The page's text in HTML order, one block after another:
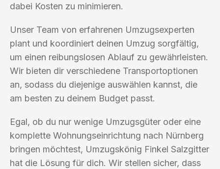
dabei Kosten zu minimieren.
Unser Team von erfahrenen Umzugsexperten
plant und koordiniert deinen Umzug sorgfältig,
um einen reibungslosen Ablauf zu gewährleisten.
Wir bieten dir verschiedene Transportoptionen
an, sodass du diejenige auswählen kannst, die
am besten zu deinem Budget passt.
Egal, ob du nur wenige Umzugsgüter oder eine
komplette Wohnungseinrichtung nach Nürnberg
bringen möchtest, Umzugskönig Finkel Salzgitter
hat die Lösung für dich. Wir stellen sicher, dass